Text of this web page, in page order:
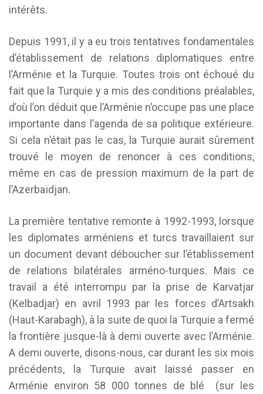
intérêts.
Depuis 1991, il y a eu trois tentatives fondamentales
d’établissement de relations diplomatiques entre
l’Arménie et la Turquie. Toutes trois ont échoué du
fait que la Turquie y a mis des conditions préalables,
d’où l’on déduit que l’Arménie n’occupe pas une place
importante dans l’agenda de sa politique extérieure.
Si cela n’était pas le cas, la Turquie aurait sûrement
trouvé le moyen de renoncer à ces conditions,
même en cas de pression maximum de la part de
l’Azerbaïdjan.
La première tentative remonte à 1992-1993, lorsque
les diplomates arméniens et turcs travaillaient sur
un document devant déboucher sur l’établissement
de relations bilatérales arméno-turques. Mais ce
travail a été interrompu par la prise de Karvatjar
(Kelbadjar) en avril 1993 par les forces d’Artsakh
(Haut-Karabagh), à la suite de quoi la Turquie a fermé
la frontière jusque-là à demi ouverte avec l’Arménie.
A demi ouverte, disons-nous, car durant les six mois
précédents, la Turquie avait laissé passer en
Arménie environ 58 000 tonnes de blé (sur les